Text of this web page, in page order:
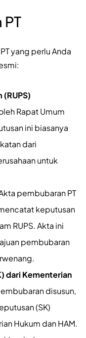
yang perlu Anda
(RUPS)
Rapat Umum
ini biasanya
dari
untuk
pembubaran PT
keputusan
RUPS. Akta ini
pembubaran
dari Kementerian
disusun,
(SK)
Hukum dan HAM.